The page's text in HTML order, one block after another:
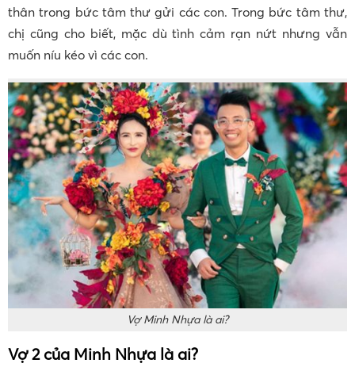
thân trong bức tâm thư gửi các con. Trong bức tâm thư,
chị cũng cho biết, mặc dù tình cảm rạn nứt nhưng vẫn
muốn níu kéo vì các con.
Vợ Minh Nhựa là ai?
Vợ 2 của Minh Nhựa là ai?